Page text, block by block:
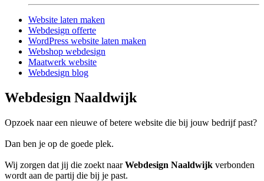
Website laten maken
Webdesign offerte
WordPress website laten maken
Webshop webdesign
Maatwerk website
Webdesign blog
Webdesign Naaldwijk
Opzoek naar een nieuwe of betere website die bij jouw bedrijf past?
Dan ben je op de goede plek.
Wij zorgen dat jij die zoekt naarWebdesign Naaldwijk verbonden
wordt aan de partij die bij je past.